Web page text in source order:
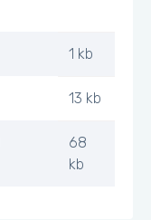
1 kb
13 kb
68
kb